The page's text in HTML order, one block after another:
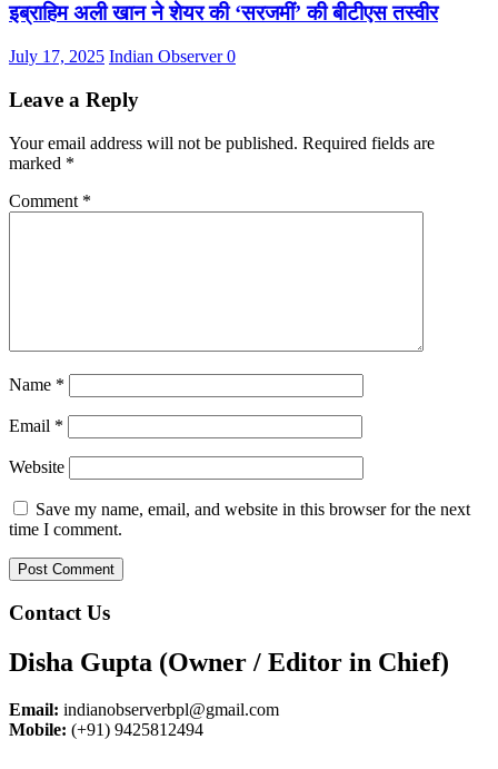
इब्राहिम अली खान ने शेयर की ‘सरजमीं’ की बीटीएस तस्वीर
July 17, 2025 Indian Observer0
Leave a Reply
Your email address will not be published. Required fields are
marked *
Comment *
Name *
Email *
Website
Save my name, email, and website in this browser for the next
time I comment.
Contact Us
Disha Gupta (Owner / Editor in Chief)
Email: indianobserverbpl@gmail.com
Mobile: (+91) 9425812494